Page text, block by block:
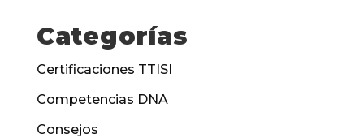
Categorías
Certificaciones TTISI
Competencias DNA
Consejos